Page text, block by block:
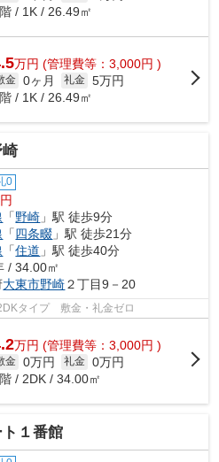
/ 1K / 26.49㎡
万円 (管理費等：3,000円 )
金 0ヶ月 礼金 5万円
/ 1K / 26.49㎡
崎
0
「野崎 」駅 徒歩9分
「四条畷 」駅 徒歩21分
「住道 」駅 徒歩40分
/ 34.00㎡
大東市野崎２丁目9－20
タイプ 敷金・礼金ゼロ
万円 (管理費等：3,000円 )
金 0万円 礼金 0万円
/ 2DK / 34.00㎡
１番館